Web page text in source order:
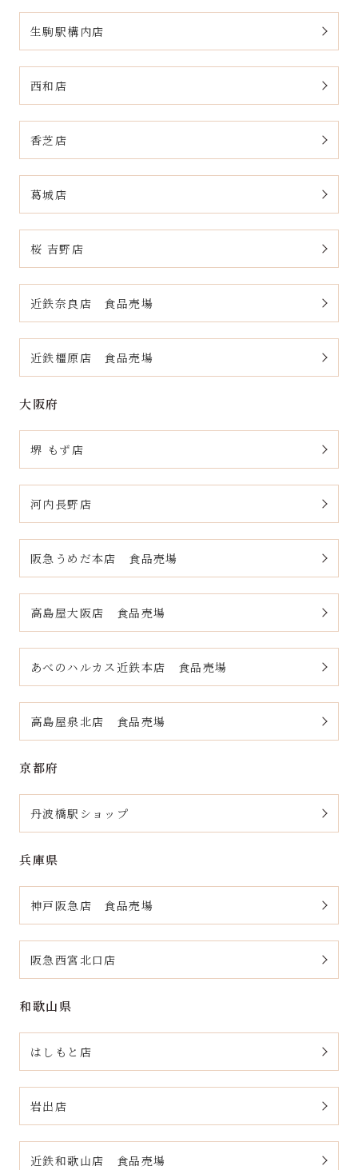
生駒駅構内店
西和店
香芝店
葛城店
桜 吉野店
近鉄奈良店 食品売場
近鉄橿原店 食品売場
大阪府
堺 もず店
河内長野店
阪急うめだ本店 食品売場
高島屋大阪店 食品売場
あべのハルカス近鉄本店 食品売場
高島屋泉北店 食品売場
京都府
丹波橋駅ショップ
兵庫県
神戸阪急店 食品売場
阪急西宮北口店
和歌山県
はしもと店
岩出店
近鉄和歌山店 食品売場